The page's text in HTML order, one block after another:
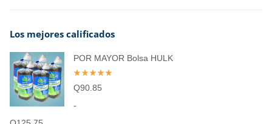
Los mejores calificados
POR MAYOR Bolsa HULK
Q90.85
-